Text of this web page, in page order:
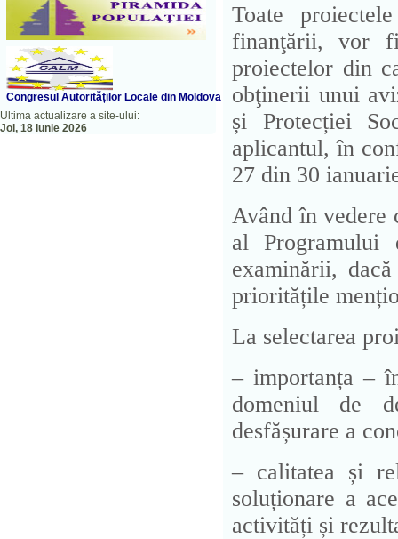
Congresul Autorităților Locale din Moldova
Ultima actualizare a site-ului:
Joi, 18 iunie 2026
Toate
finanţării, vor
proiectelor din
obţinerii unui
și Protecției
aplicantul, în
27 din 30
Având în vedere
al Programului
examinării,
prioritățile
La selectarea
– importanța –
domeniul de
desfășurare a
– calitatea și
soluționare a
activități și